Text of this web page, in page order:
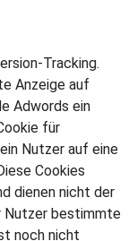
Tracking.
Anzeige auf
Adwords ein
für
Nutzer auf eine
Cookies
dienen nicht der
Nutzer bestimmte
noch nicht